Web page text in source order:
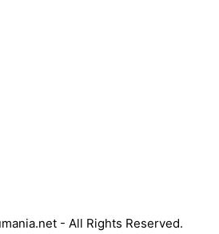
- All Rights Reserved.